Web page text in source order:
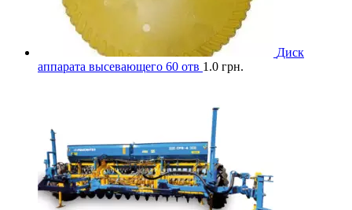
Диск
аппарата высевающего 60 отв 1.0 грн.